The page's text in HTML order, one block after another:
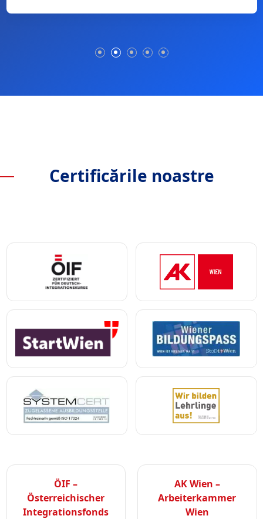
Certificările noastre
ÖIF –
Österreichischer
Integrationsfonds
AK Wien –
Arbeiterkammer
Wien